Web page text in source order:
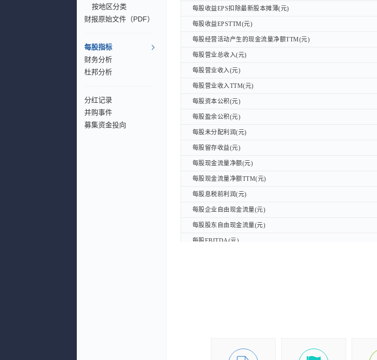
按地区分类
财报原始文件（PDF）
每股指标
财务分析
杜邦分析
分红记录
并购事件
募集资金投向
每股收益EPS扣除最新股本摊薄(元)
每股收益EPSTTM(元)
每股经营活动产生的现金流量净额TTM(元)
每股营业总收入(元)
每股营业收入(元)
每股营业收入TTM(元)
每股资本公积(元)
每股盈余公积(元)
每股未分配利润(元)
每股留存收益(元)
每股现金流量净额(元)
每股现金流量净额TTM(元)
每股息税前利润(元)
每股企业自由现金流量(元)
每股股东自由现金流量(元)
每股EBITDA(元)
每股收益EPS扣除最新股本摊薄(元)
每股收益EPSTTM(元)
每股经营活动产生的现金流量净额TTM(元)
每股营业总收入(元)
每股营业收入(元)
每股营业收入TTM(元)
每股资本公积(元)
每股盈余公积(元)
每股未分配利润(元)
每股留存收益(元)
每股现金流量净额(元)
每股现金流量净额TTM(元)
每股息税前利润(元)
每股企业自由现金流量(元)
每股股东自由现金流量(元)
每股EBITDA(元)